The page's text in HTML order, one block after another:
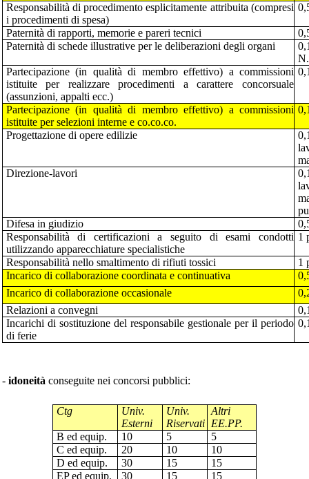
Responsabilità di procedimento esplicitamente attribuita (compresi
i procedimenti di spesa)
Paternità di rapporti, memorie e pareri tecnici
Paternità di schede illustrative per le deliberazioni degli organi
Partecipazione (in qualità di membro effettivo) a commissioni
istituite per realizzare procedimenti a carattere concorsuale
(assunzioni, appalti ecc.)
Partecipazione (in qualitàdi membro effettivo) a commissioni
istituite per selezioni interne e co.co.co.
Progettazione di opere edilizie
Direzione-lavori
Difesa in giudizio
Responsabilità di certificazioni a seguito di esami condotti
utilizzando apparecchiature specialistiche
1
Responsabilità nello smaltimento di rifiuti tossici
1
Incarico di collaborazione coordinata e continuativa
Incarico di collaborazione occasionale
Relazioni a convegni
Incarichi di sostituzione del responsabile gestionale per il periodo
di ferie
- idoneità conseguite nei concorsi pubblici:
Ctg
Univ.
Esterni
Univ.
Riservati
Altri
EE.PP.
B ed equip.
10 5
5
C ed equip.
20 10
10
D ed equip.
30 15
15
EP ed equip.
30 15 15